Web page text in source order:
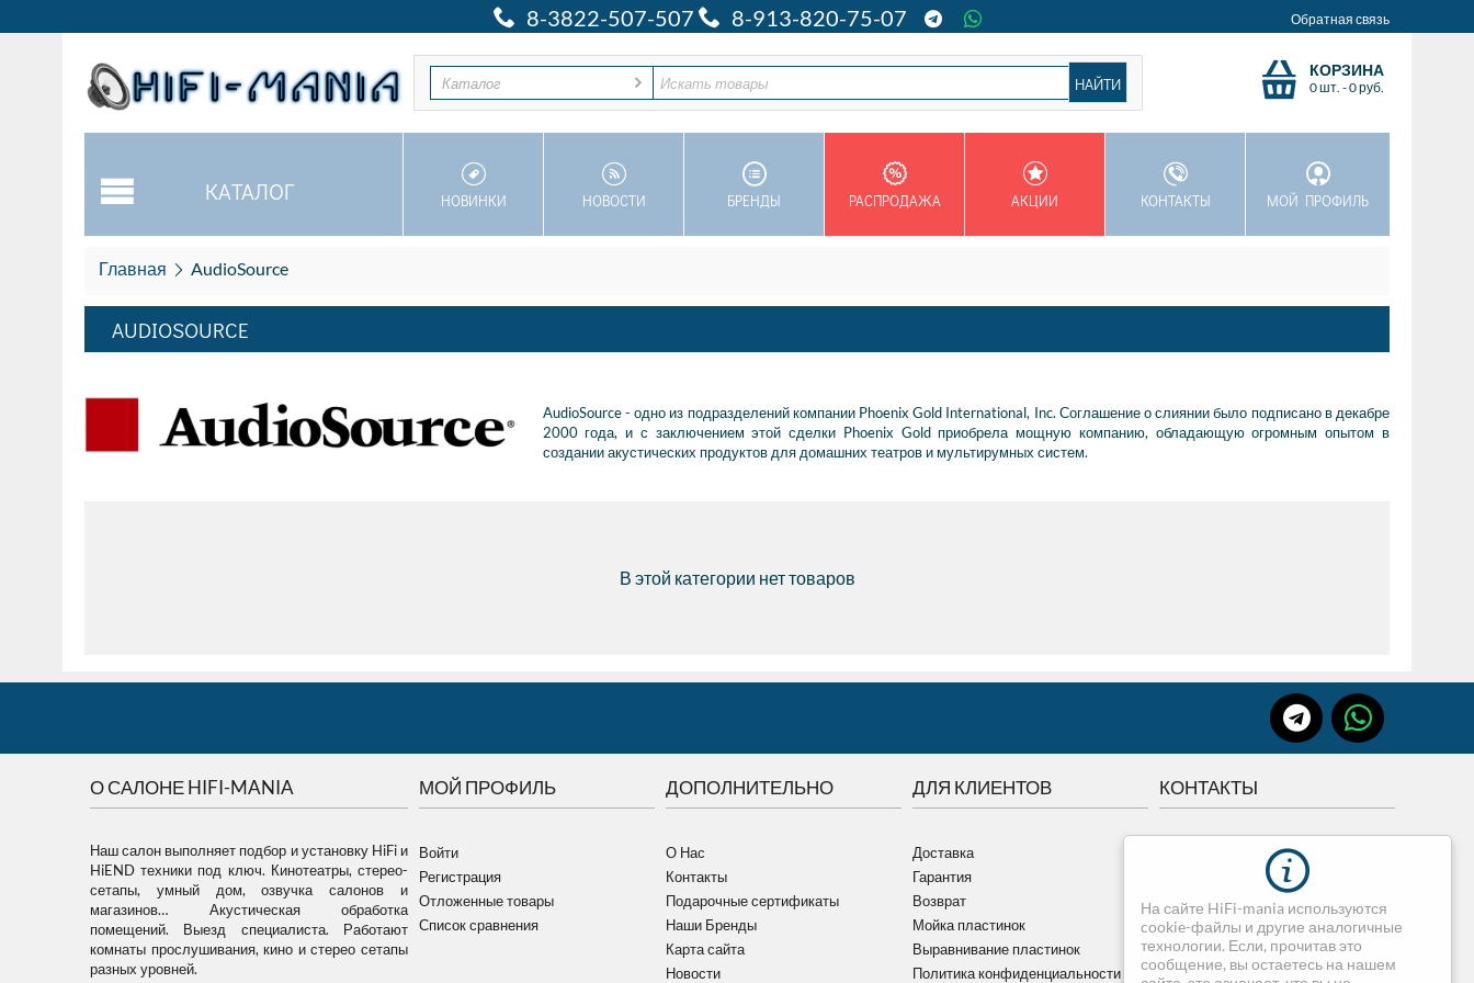
На сайте HiFi-mania используются
cookie-файлы и другие аналогичные
технологии. Если, прочитав это
сообщение, вы остаетесь на нашем
8-3822-507-507 8-913-820-75-07 Обратная связь
Каталог
КОРЗИНА
0 шт. -0руб.
КАТАЛОГ НОВИНКИ НОВОСТИ БРЕНДЫ РАСПРОДАЖА АКЦИИ КОНТАКТЫ МОЙ ПРОФИЛЬ
Главная AudioSource
AUDIOSOURCE
AudioSource - одно из подразделений компании Phoenix Gold International, Inc. Соглашение о слиянии было подписано в декабре
2000 года, и с заключением этой сделки Phoenix Gold приобрела мощную компанию, обладающую огромным опытом в
создании акустических продуктов для домашних театров и мультирумных систем.
В этой категории нет товаров
О САЛОНЕ HIFI-MANIA
Наш салон выполняет подбор и установку HiFi и
HiEND техники под ключ. Кинотеатры, стерео-
сетапы, умный дом, озвучка салонов и
магазинов… Акустическая обработка
помещений. Выезд специалиста. Работают
комнаты прослушивания, кино и стерео сетапы
разных уровней.
МОЙ ПРОФИЛЬ
Войти
Регистрация
Отложенные товары
Список сравнения
ДОПОЛНИТЕЛЬНО
О Нас
Контакты
Подарочные сертификаты
Наши Бренды
Карта сайта
Новости
ДЛЯ КЛИЕНТОВ
Доставка
Гарантия
Возврат
Мойка пластинок
Выравнивание пластинок
Политика конфиденциальности
КОНТАКТЫ
г.Томск, Советская 84
+7 3822 507-507
+7 913-820-75-07
dimedia@mail.ru